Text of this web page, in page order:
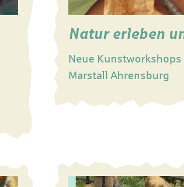
Natur erleben
Neue Kunstworkshops
Marstall Ahrensburg